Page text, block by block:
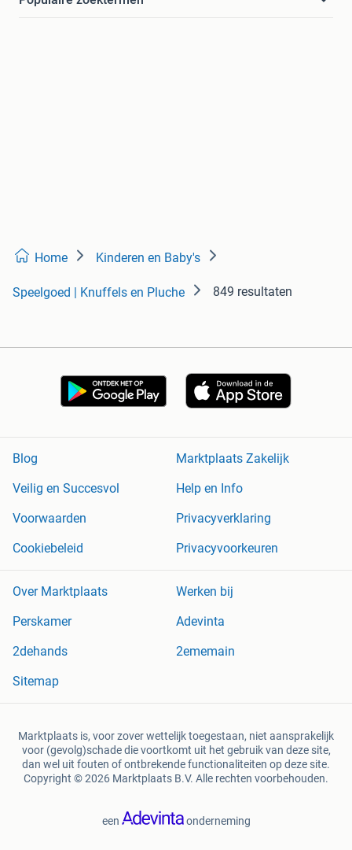
Home Kinderen en Baby's
Speelgoed | Knuffels en Pluche 849 resultaten
Blog
Marktplaats Zakelijk
Veilig en Succesvol
Help en Info
Voorwaarden
Privacyverklaring
Cookiebeleid
Privacyvoorkeuren
Over Marktplaats
Werken bij
Perskamer
Adevinta
2dehands
2ememain
Sitemap
Marktplaats is, voor zover wettelijk toegestaan, niet aansprakelijk
voor (gevolg)schade die voortkomt uit het gebruik van deze site,
dan wel uit fouten of ontbrekende functionaliteiten op deze site.
Copyright © 2026 Marktplaats B.V. Alle rechten voorbehouden.
een onderneming